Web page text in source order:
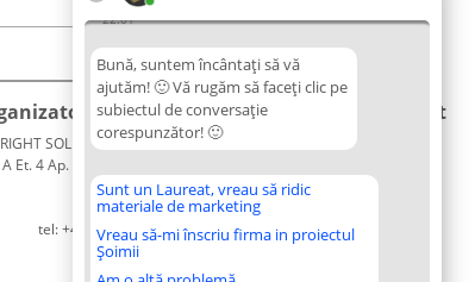
22:01
Bună, suntem încântați să vă
ajutăm! 🙂 Vă rugăm să faceți clic pe
subiectul de conversație
corespunzător! 🙂
Sunt un Laureat, vreau să ridic
materiale de marketing
Vreau să-mi înscriu firma in proiectul
Șoimii
Ranking
SOLUTIONS BR SRL
Et. 4 Ap. 13 Cod 061952
București
CUI 36737675
tel: +40 770 990 492
Plebiscyt
Tuturor
Laureaților
Reguli
Contact